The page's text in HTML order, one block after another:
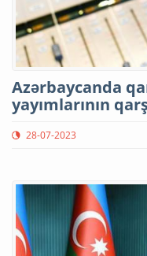
Azərbaycanda
yayımlarının
28-07-2023